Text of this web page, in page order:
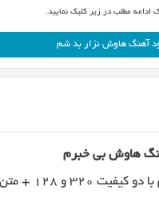
ادامه مطلب در زیر کلیک نمایید.
آهنگ هاوش نزار بد شم
هاوش بی خبرم
و ۱۲۸ + متن آهنگ از